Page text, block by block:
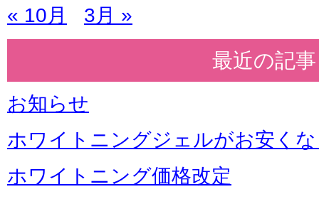
« 10月 3月 »
最近の記事
お知らせ
ホワイトニングジェルがお安く
ホワイトニング価格改定